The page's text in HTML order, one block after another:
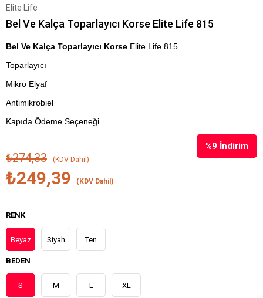
Elite Life
Bel Ve Kalça Toparlayıcı Korse Elite Life 815
Bel Ve Kalça Toparlayıcı Korse Elite Life 815
Toparlayıcı
Mikro Elyaf
Antimikrobiel
Kapıda Ödeme Seçeneği
%9 İndirim
₺274,33 (KDV Dahil)
₺249,39 (KDV Dahil)
RENK
Beyaz Siyah Ten
BEDEN
S M L XL